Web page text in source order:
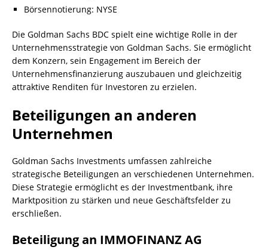
Börsennotierung: NYSE
Die Goldman Sachs BDC spielt eine wichtige Rolle in der
Unternehmensstrategie von Goldman Sachs. Sie ermöglicht
dem Konzern, sein Engagement im Bereich der
Unternehmensfinanzierung auszubauen und gleichzeitig
attraktive Renditen für Investoren zu erzielen.
Beteiligungen an anderen
Unternehmen
Goldman Sachs Investments umfassen zahlreiche
strategische Beteiligungen an verschiedenen Unternehmen.
Diese Strategie ermöglicht es der Investmentbank, ihre
Marktposition zu stärken und neue Geschäftsfelder zu
erschließen.
Beteiligung an IMMOFINANZ AG